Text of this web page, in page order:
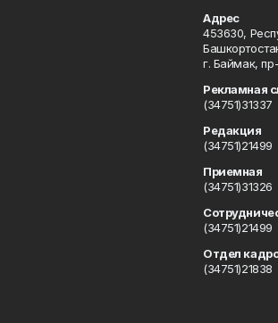
Адрес
453630,
г. Баймак,
Рекламная
(34751)31337
Редакция
(34751)21499
Приемная
(34751)31326
(34751)21499
Отдел
(34751)21838